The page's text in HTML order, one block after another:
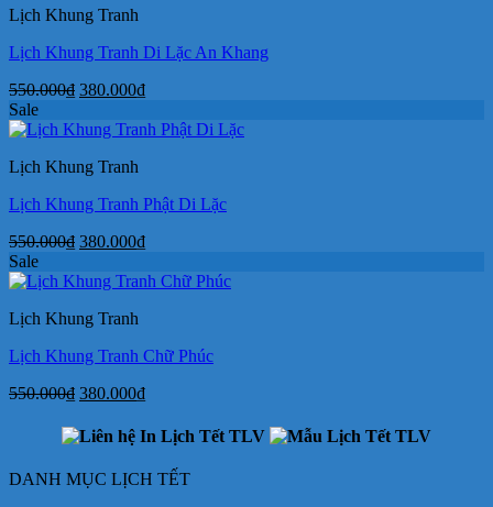
Lịch Khung Tranh
Lịch Khung Tranh Di Lặc An Khang
550.000₫ Giá
là:
380.000₫Giá
tại
Sale
Lịch Khung Tranh
Lịch Khung Tranh Phật Di Lặc
550.000₫ Giá
là:
380.000₫Giá
tại
Sale
Lịch Khung Tranh
Lịch Khung Tranh Chữ Phúc
550.000₫ Giá
là:
550.000₫.
380.000₫Giá
tại
380.000₫.
DANH MỤC LỊCH TẾT